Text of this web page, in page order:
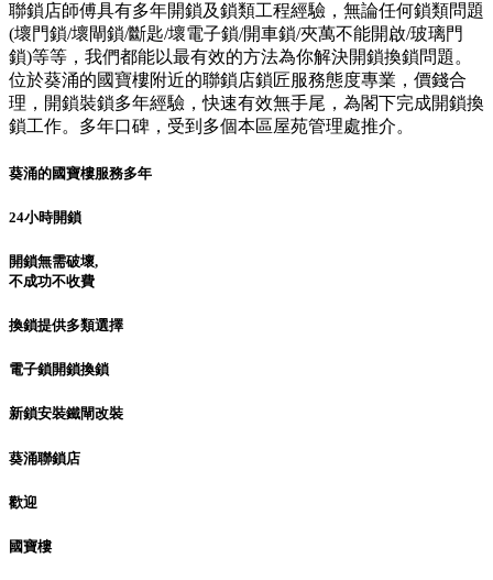
聯鎖店師傅具有多年開鎖及鎖類工程經驗，無論任何鎖類問題
(壞門鎖/壞閘鎖/斷匙/壞電子鎖/開車鎖/夾萬不能開啟/玻璃門
鎖)等等，我們都能以最有效的方法為你解決開鎖換鎖問題。
位於葵涌的國寶樓附近的聯鎖店鎖匠服務態度專業，價錢合
理，開鎖裝鎖多年經驗，快速有效無手尾，為閣下完成開鎖換
鎖工作。多年口碑，受到多個本區屋苑管理處推介。
葵涌的國寶樓服務多年
24小時開鎖
開鎖無需破壞,
不成功不收費
換鎖提供多類選擇
電子鎖開鎖換鎖
新鎖安裝鐵閘改裝
葵涌聯鎖店
歡迎
國寶樓